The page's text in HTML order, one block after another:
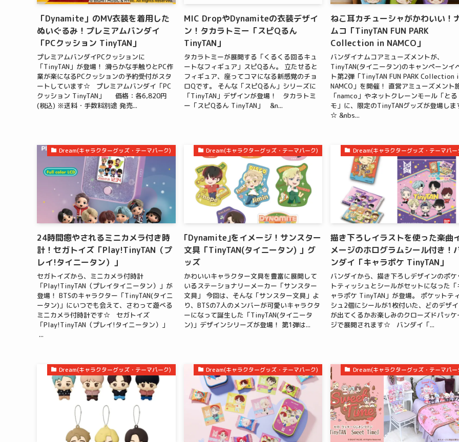
「Dynamite」のMV衣装を着用した
ぬいぐるみ！プレミアムバンダイ
「PCクッション TinyTAN」
プレミアムバンダイPCクッションに
「TinyTAN」が登場！ 滑らかな手触りとPC作
業が楽になるPCクッションの予約受付がスタ
ートしています☆ プレミアムバンダイ「PC
クッション TinyTAN」 価格：各6,820円
(税込) ※送料・手数料別途 発売...
MIC DropやDynamiteの衣装デザイ
ン！タカラトミー「スピQるん
TinyTAN」
タカラトミーが展開する「くるくる回るキュ
ートなフィギュア」スピQるん。 立たせると
フィギュア、座ってコマになる新感覚のチョ
ロQです。 そんな「スピQるん」シリーズに
「TinyTAN」デザインが登場！ タカラトミ
ー「スピQるん TinyTAN」 &n...
ねこ耳カチューシャがかわいい！
ムコ「TinyTAN FUN PARK
Collection in NAMCO」
バンダイナムコアミューズメントが、
TinyTAN(タイニータン)のキャンペーンイ
ト第2弾「TinyTAN FUN PARK Collection
NAMCO」を開催！ 直営アミューズメント
「namco」やネットクレーンモール「とる
モ」に、限定のTinyTANグッズが登場しま
☆ &nbs...
Dream(キャラクターグッズ・テーマパーク)
24時間癒やされるミニカメラ付き時
計！セガトイズ「Play!TinyTAN（プ
レイ!タイニータン）」
セガトイズから、ミニカメラ付時計
「Play!TinyTAN（プレイタイニータン）」が
登場！ BTSのキャラクター「TinyTAN(タイニ
ータン)」にいつでも会えて、さわって遊べる
ミニカメラ付時計です☆ セガトイズ
「Play!TinyTAN（プレイ!タイニータン）」
...
Dream(キャラクターグッズ・テーマパーク)
｢Dynamite｣をイメージ！サンスター
文具「TinyTAN(タイニータン) 」グ
ッズ
かわいいキャラクター文具を豊富に展開して
いるステーショナリーメーカー「サンスター
文具」 今回は、そんな「サンスター文具」よ
り、BTSの7人のメンバーが可愛いキャラクタ
ーになって誕生した「TinyTAN(タイニータ
ン)」デザインシリーズが登場！ 第1弾は...
Dream(キャラクターグッズ・テーマパー
描き下ろしイラストを使った楽曲
メージのホログラムシール付き！
ンダイ「キャラポケ TinyTAN」
バンダイから、描き下ろしデザインのポケ
トティッシュとシールがセットになった「
ャラポケ TinyTAN」が登場。 ポケットテ
シュ2個にシールが1枚付いた、どのデザ
が出てくるかお楽しみのクローズドパッケ
ジで展開されます☆ バンダイ「...
Dream(キャラクターグッズ・テーマパーク) Dream(キャラクターグッズ・テーマパーク) Dream(キャラクターグッズ・テーマパー